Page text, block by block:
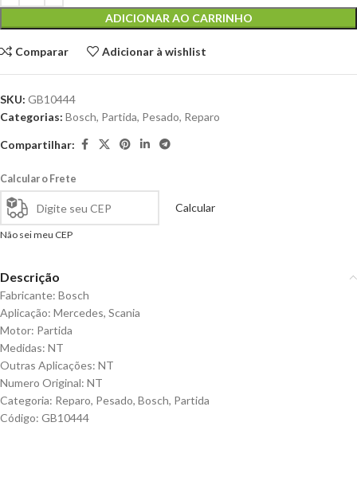
ADICIONAR AO CARRINHO
Comparar Adicionar à wishlist
SKU: GB10444
Categorias: Bosch, Partida, Pesado, Reparo
Compartilhar:
Calcular o Frete
Calcular
Não sei meu CEP
Descrição
Fabricante: Bosch
Aplicação: Mercedes, Scania
Motor: Partida
Medidas: NT
Outras Aplicações: NT
Numero Original: NT
Categoria: Reparo, Pesado, Bosch, Partida
Código: GB10444